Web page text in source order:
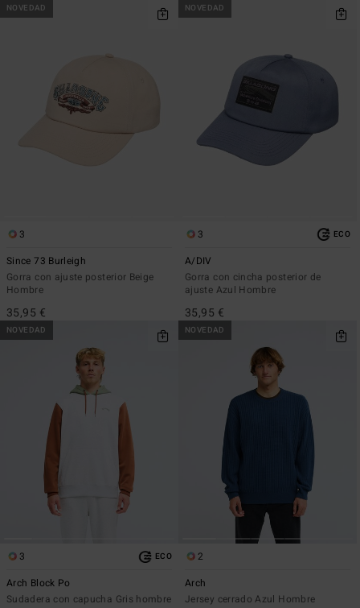
NOVEDAD
3
Since 73 Burleigh
Gorra con ajuste posterior Beige
Hombre
35,95 €
NOVEDAD
3 ECO
A/DIV
Gorra con cincha posterior de
ajuste Azul Hombre
35,95 €
NOVEDAD
3 ECO
Arch Block Po
Sudadera con capucha Gris hombre
NOVEDAD
2
Arch
Jersey cerrado Azul Hombre